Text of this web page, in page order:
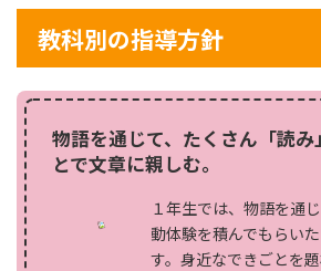
教科別の指導方針
物語を通じて、たくさん「読み
とで文章に親しむ。
１年生では、物語を通
動体験を積んでもらい
す。身近なできごとを